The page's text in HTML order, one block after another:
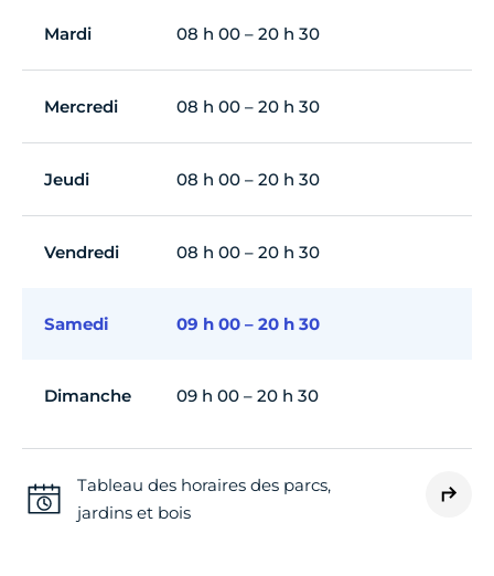
Mardi 08 h 00 – 20 h 30
Mercredi 08 h 00 – 20 h 30
Jeudi 08 h 00 – 20 h 30
Vendredi 08 h 00 – 20 h 30
Samedi 09 h 00 – 20 h 30
Dimanche 09 h 00 – 20 h 30
Tableau des horaires des parcs,
jardins et bois